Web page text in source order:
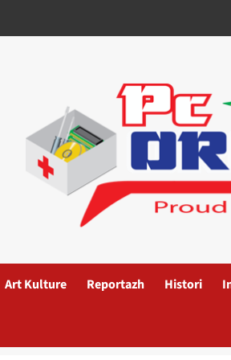
Art Kulture Reportazh Histori